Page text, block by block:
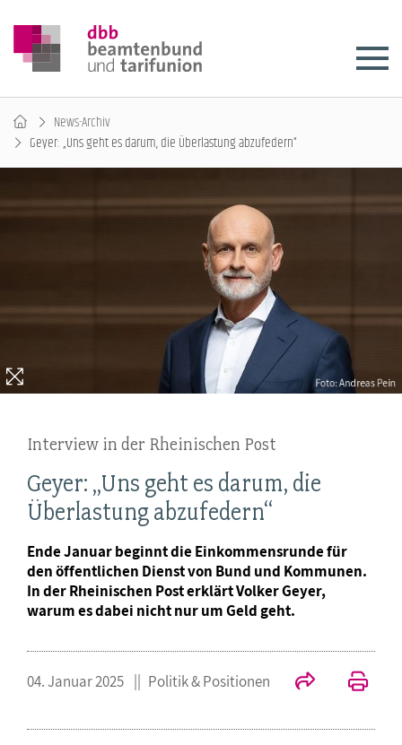
News-Archiv
Geyer: „Uns geht es darum, die Überlastung abzufedern“
Interview in der Rheinischen Post
Geyer: „Uns geht es darum, die
Überlastung abzufedern“
Ende Januar beginnt die Einkommensrunde für
den öffentlichen Dienst von Bund und Kommunen.
In der Rheinischen Post erklärt Volker Geyer,
warum es dabei nicht nur um Geld geht.
04. Januar 2025 Politik & Positionen